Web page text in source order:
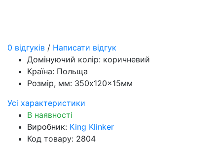
0 відгуків / Написати відгук
Домінуючий колір: коричневий
Країна: Польща
Розмір, мм: 350x120x15мм
Усі характеристики
В наявності
Виробник: King Klinker
Код товару: 2804